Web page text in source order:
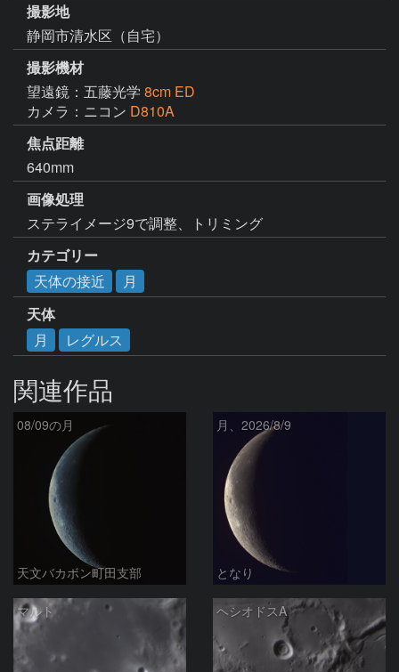
撮影地
静岡市清水区（自宅）
撮影機材
望遠鏡：五藤光学 8cm ED
カメラ：ニコン D810A
焦点距離
640mm
画像処理
ステライメージ9で調整、トリミング
カテゴリー
天体の接近
月
天体
月
レグルス
関連作品
08/09の月
天文バカボン町田支部
月、2026/8/9
となり
マルト ヘシオドスA